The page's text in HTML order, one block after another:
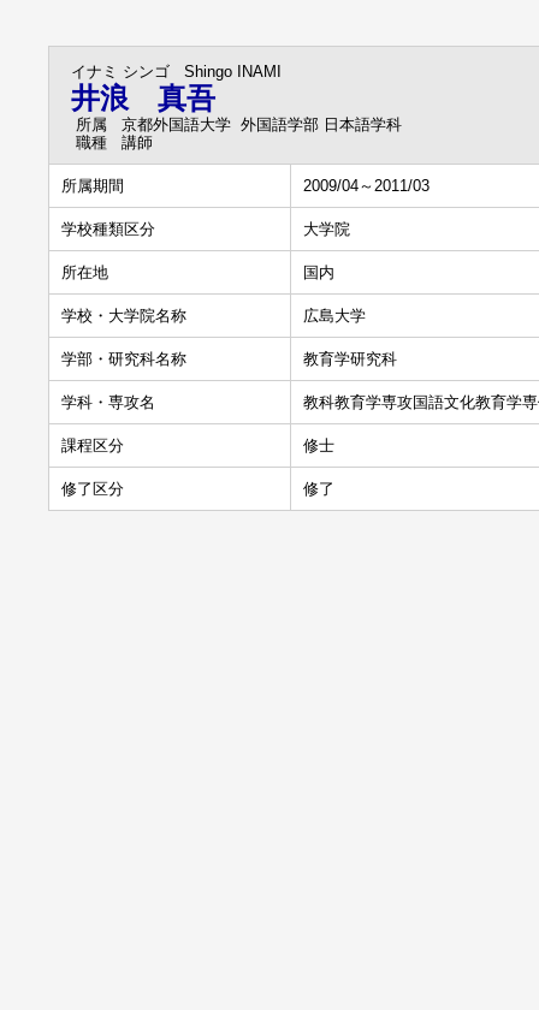
イナミ シンゴ Shingo INAMI
井浪 真吾
所属
京都外国語大学 外国語学部 日本語学科
職種
講師
所属期間 2009/04～2011/03
学校種類区分 大学院
所在地 国内
学校・大学院名称 広島大学
学部・研究科名称 教育学研究科
学科・専攻名 教科教育学専攻国語文化教育学
課程区分 修士
修了区分 修了